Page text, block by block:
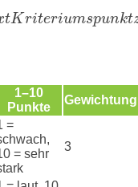
tK riteriumspunkt
1–10
Punkte
Gewichtung
=
= sehr
3